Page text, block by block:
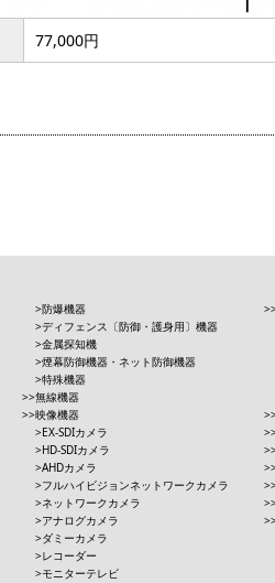
77,000円
防爆機器
ディフェンス〔防御・護身用〕機器
金属探知機
煙幕防御機器・ネット防御機器
特殊機器
無線機器
映像機器
EX-SDIカメラ
HD-SDIカメラ
AHDカメラ
フルハイビジョンネットワークカメラ
ネットワークカメラ
アナログカメラ
ダミーカメラ
レコーダー
モニターテレビ